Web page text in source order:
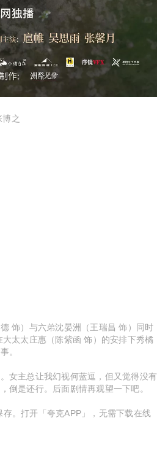
之
饰）与六弟沈晏洲（王瑞昌 饰）同时
太太庄惠（陈紫函 饰）的安排下秀橘
。
女主总让我幻视何蓝逗，但又觉得没有
倒是还行。后面剧情再观望一下吧。
。打开「夸克APP」，无需下载在线